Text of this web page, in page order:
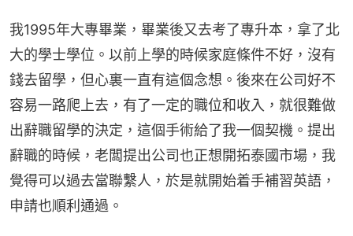
我1995年大專畢業，畢業後又去考了專升本，拿了北
大的學士學位。以前上學的時候家庭條件不好，沒有
錢去留學，但心裏一直有這個念想。後來在公司好不
容易一路爬上去，有了一定的職位和收入，就很難做
出辭職留學的決定，這個手術給了我一個契機。提出
辭職的時候，老闆提出公司也正想開拓泰國市場，我
覺得可以過去當聯繫人，於是就開始着手補習英語，
申請也順利通過。